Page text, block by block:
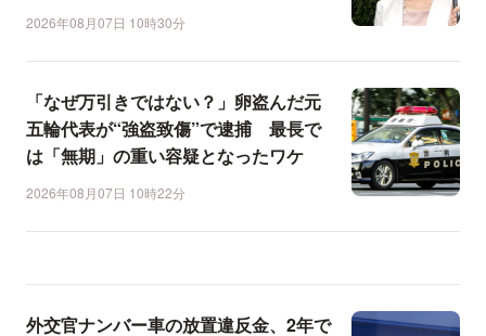
2026年08月07日 10時30分
「なぜ万引きではない？」卵盗んだ元
五輪代表が“強盗致傷”で逮捕 最長で
は「無期」の重い容疑となったワケ
2026年08月07日 10時22分
外交官ナンバー車の放置違反金、2年で